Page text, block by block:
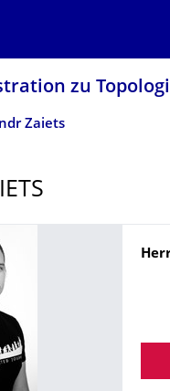
zu
Zaiets